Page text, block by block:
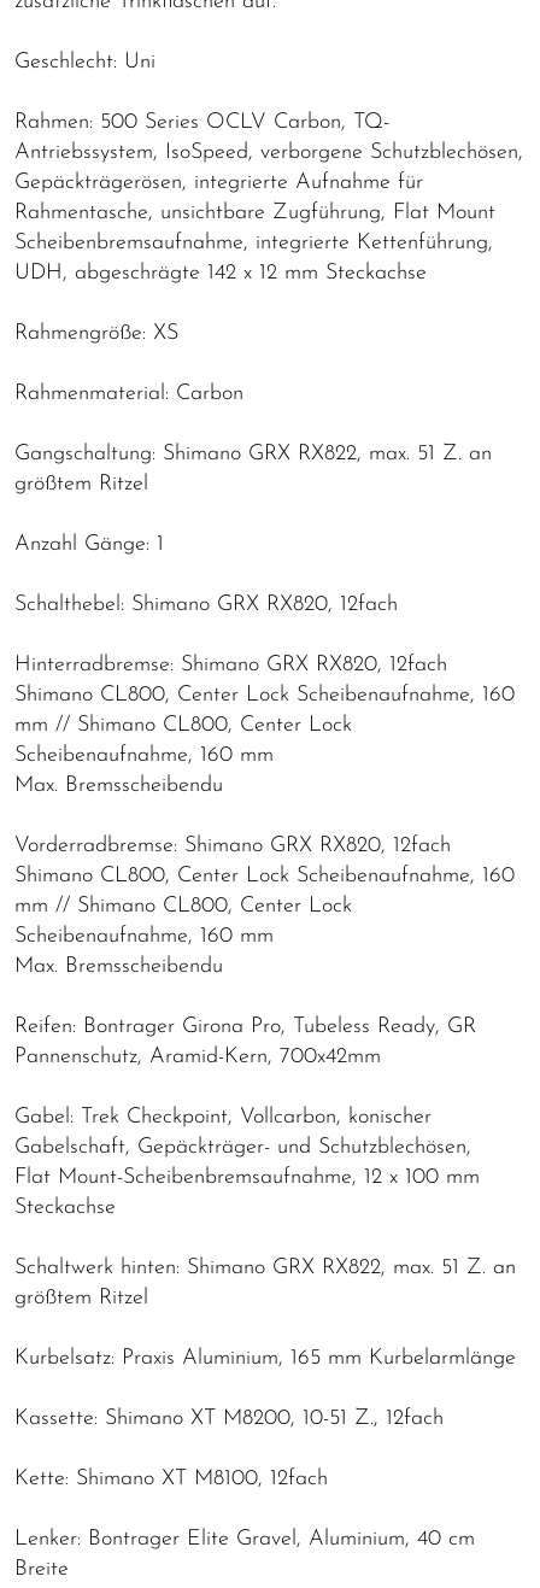
Geschlecht: Uni
Rahmen: 500 Series OCLV Carbon, TQ-
Antriebssystem, IsoSpeed, verborgene Schutzblechösen,
Gepäckträgerösen, integrierte Aufnahme für
Rahmentasche, unsichtbare Zugführung, Flat Mount
Scheibenbremsaufnahme, integrierte Kettenführung,
UDH, abgeschrägte 142 x 12 mm Steckachse
Rahmengröße: XS
Rahmenmaterial: Carbon
Gangschaltung: Shimano GRX RX822, max. 51 Z. an
größtem Ritzel
Anzahl Gänge: 1
Schalthebel: Shimano GRX RX820, 12fach
Hinterradbremse: Shimano GRX RX820, 12fach
Shimano CL800, Center Lock Scheibenaufnahme, 160
mm // Shimano CL800, Center Lock
Scheibenaufnahme, 160 mm
Max. Bremsscheibendu
Vorderradbremse: Shimano GRX RX820, 12fach
Shimano CL800, Center Lock Scheibenaufnahme, 160
mm // Shimano CL800, Center Lock
Scheibenaufnahme, 160 mm
Max. Bremsscheibendu
Reifen: Bontrager Girona Pro, Tubeless Ready, GR
Pannenschutz, Aramid-Kern, 700x42mm
Gabel: Trek Checkpoint, Vollcarbon, konischer
Gabelschaft, Gepäckträger- und Schutzblechösen,
Flat Mount-Scheibenbremsaufnahme, 12 x 100 mm
Steckachse
Schaltwerk hinten: Shimano GRX RX822, max. 51 Z. an
größtem Ritzel
Kurbelsatz: Praxis Aluminium, 165 mm Kurbelarmlänge
Kassette: Shimano XT M8200, 10-51 Z., 12fach
Kette: Shimano XT M8100, 12fach
Lenker: Bontrager Elite Gravel, Aluminium, 40 cm
Breite